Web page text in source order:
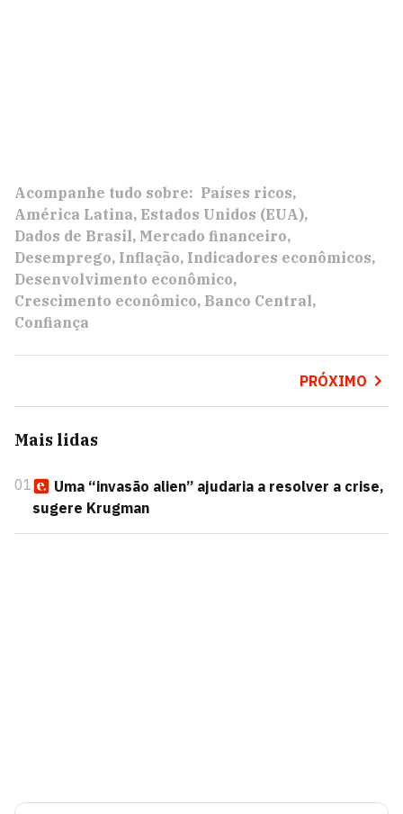
Acompanhe tudo sobre: Países ricos
América Latina Estados Unidos (EUA)
Dados de Brasil Mercado financeiro
Desemprego Inflação Indicadores econômicos
Desenvolvimento econômico
Crescimento econômico Banco Central
Confiança
PRÓXIMO
Mais lidas
01
Uma “invasão alien” ajudaria a resolver a crise,
sugere Krugman